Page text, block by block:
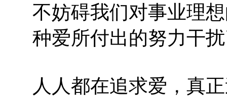
不妨碍我们对事业理
种爱所付出的努力干
人人都在追求爱，真